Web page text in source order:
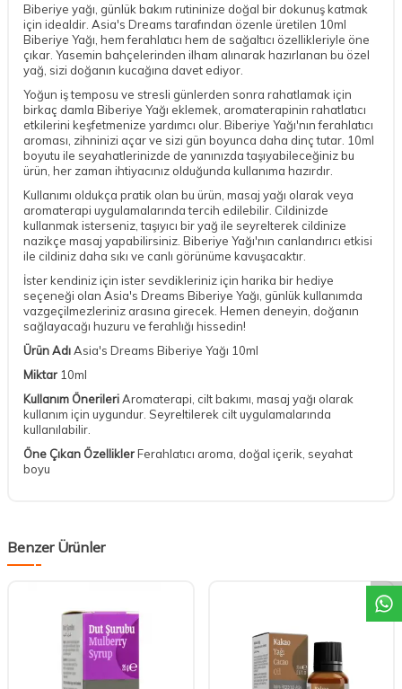
Biberiye yağı, günlük bakım rutininize doğal bir dokunuş katmak
için idealdir. Asia's Dreams tarafından özenle üretilen 10ml
Biberiye Yağı, hem ferahlatıcı hem de sağaltıcı özellikleriyle öne
çıkar. Yasemin bahçelerinden ilham alınarak hazırlanan bu özel
yağ, sizi doğanın kucağına davet ediyor.
Yoğun iş temposu ve stresli günlerden sonra rahatlamak için
birkaç damla Biberiye Yağı eklemek, aromaterapinin rahatlatıcı
etkilerini keşfetmenize yardımcı olur. Biberiye Yağı'nın ferahlatıcı
aroması, zihninizi açar ve sizi gün boyunca daha dinç tutar. 10ml
boyutu ile seyahatlerinizde de yanınızda taşıyabileceğiniz bu
ürün, her zaman ihtiyacınız olduğunda kullanıma hazırdır.
Kullanımı oldukça pratik olan bu ürün, masaj yağı olarak veya
aromaterapi uygulamalarında tercih edilebilir. Cildinizde
kullanmak isterseniz, taşıyıcı bir yağ ile seyrelterek cildinize
nazikçe masaj yapabilirsiniz. Biberiye Yağı'nın canlandırıcı etkisi
ile cildiniz daha sıkı ve canlı görünüme kavuşacaktır.
İster kendiniz için ister sevdikleriniz için harika bir hediye
seçeneği olan Asia's Dreams Biberiye Yağı, günlük kullanımda
vazgeçilmezleriniz arasına girecek. Hemen deneyin, doğanın
sağlayacağı huzuru ve ferahlığı hissedin!
Ürün AdıAsia's Dreams Biberiye Yağı 10ml
Miktar 10ml
Kullanım ÖnerileriAromaterapi, cilt bakımı, masaj yağı olarak
kullanım için uygundur. Seyreltilerek cilt uygulamalarında
kullanılabilir.
Öne Çıkan ÖzelliklerFerahlatıcı aroma, doğal içerik, seyahat
boyu
Benzer Ürünler